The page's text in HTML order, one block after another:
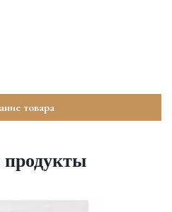
товара
продукты